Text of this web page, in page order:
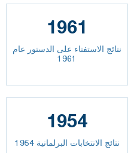
1961
نتائج الاستفتاء على الدستور عام
1961
1954
نتائج الانتخابات البرلمانية 1954